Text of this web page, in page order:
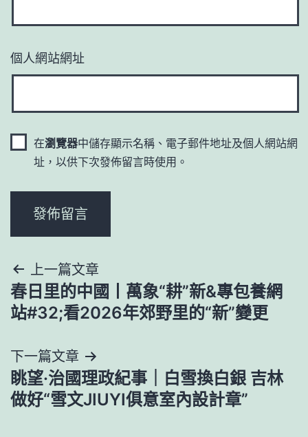
個人網站網址
在瀏覽器中儲存顯示名稱、電子郵件地址及個人網站網
址，以供下次發佈留言時使用。
文
章
覽
上一篇文章
春日里的中國丨萬象“耕”新&專包養網
站#32;看2026年郊野里的“新”變更
下一篇文章
眺望·治國理政紀事｜白雪換白銀 吉林
做好“雪文JIUYI俱意室內設計章”